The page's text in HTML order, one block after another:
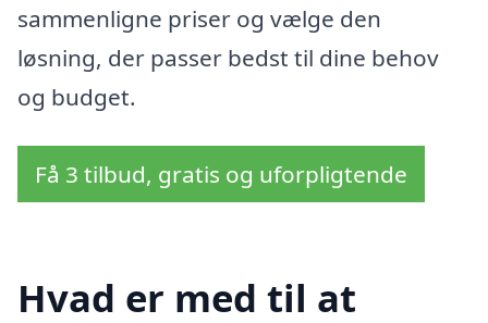
sammenligne priser og vælge den
løsning, der passer bedst til dine behov
og budget.
Få 3 tilbud, gratis og uforpligtende
Hvad er med til at